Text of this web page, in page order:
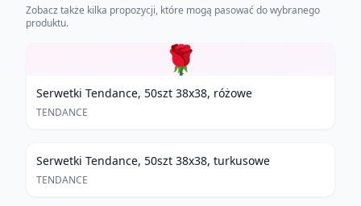
Zobacz także kilka propozycji, które mogą pasować do wybranego
produktu.
🌹
Serwetki Tendance, 50szt 38x38, różowe
TENDANCE
Serwetki Tendance, 50szt 38x38, turkusowe
TENDANCE